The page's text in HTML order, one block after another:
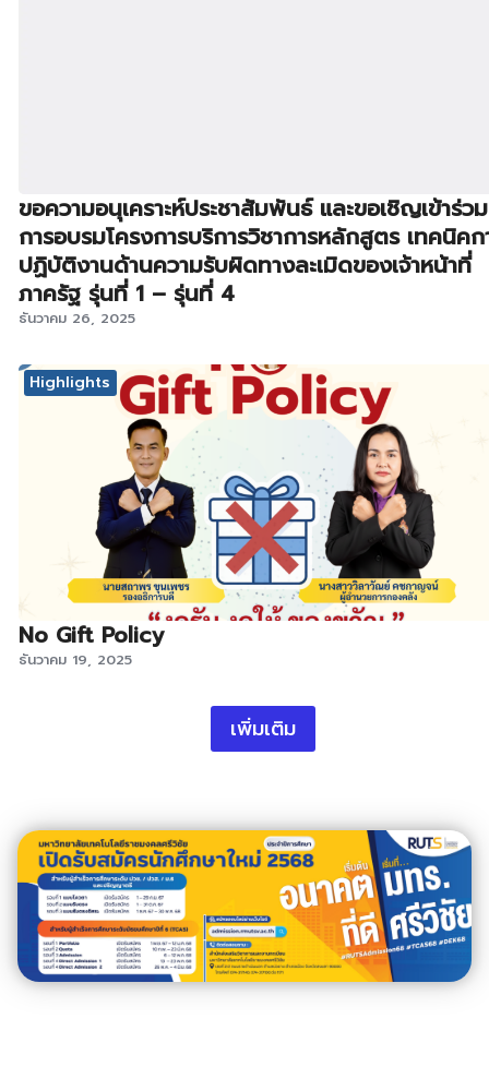
ขอความอนุเคราะห์ประชาสัมพันธ์ และขอเชิญเข้าร่วม
การอบรมโครงการบริการวิชาการหลักสูตร เทคนิคก
ปฏิบัติงานด้านความรับผิดทางละเมิดของเจ้าหน้าที่
ภาครัฐ รุ่นที่ 1 – รุ่นที่ 4
ธันวาคม 26, 2025
Highlights
No Gift Policy
ธันวาคม 19, 2025
เพิ่มเติม